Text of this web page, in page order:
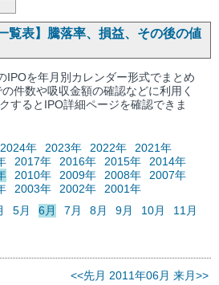
覧表】騰落率、損益、その後の値
IPOを年月別カレンダー形式でまとめ
件数や吸収金額の確認などに利用く
するとIPO詳細ページを確認できま
2024年 2023年 2022年
2021年
2017年 2016年 2015年
2014年
2010年 2009年 2008年
2007年
2003年 2002年
2001年
5月 6月 7月 8月 9月 10月
11月
<<先月 2011年06月 来月>>